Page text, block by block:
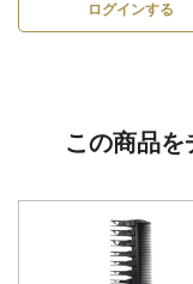
ログインする
この商品